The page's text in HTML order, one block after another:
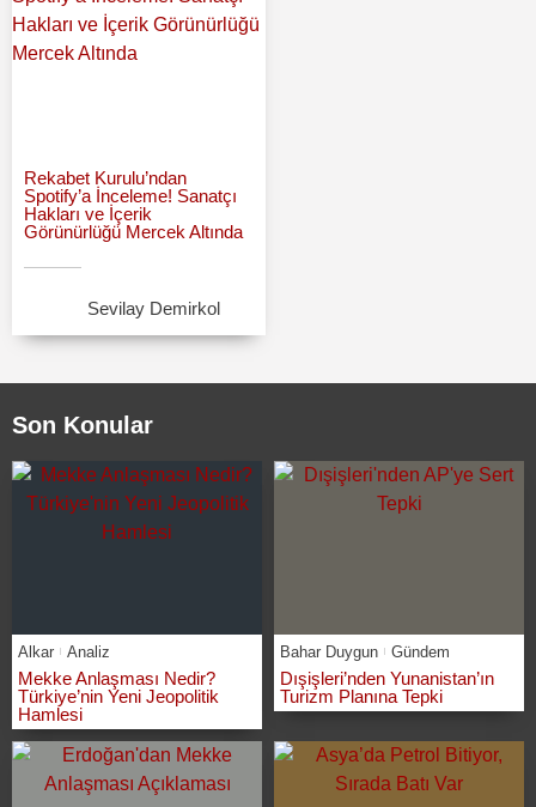
Rekabet Kurulu’ndan
Spotify’a İnceleme! Sanatçı
Hakları ve İçerik
Görünürlüğü Mercek Altında
Sevilay Demirkol
Son Konular
Alkar Analiz
Mekke Anlaşması Nedir?
Türkiye’nin Yeni Jeopolitik
Hamlesi
Bahar Duygun Gündem
Dışişleri’nden Yunanistan’ın
Turizm Planına Tepki